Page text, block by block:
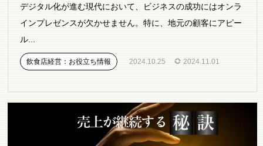
デジタル化が進む現代において、ビジネスの成功にはオンラ
インプレゼンスが欠かせません。特に、地元の顧客にアピー
ル...
飲食店経営：お役立ち情報 2024.10.25 2024.11.01